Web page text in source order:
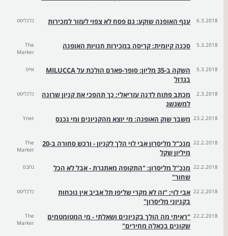
6.3.2018 ענף האופנה שוקע: גם פסח לא צפוי לעזור למכירות כלכליסט
5.3.2018 סכנה קיומית: קריסה במכירות חנויות האופנה
The
Marker
5.3.2018
השקה ב-35 מליון: סופר-פארם הולכת על MILUCCA
בגדול
אייס
2.3.2018
מכתב פתוח לדנה עזריאלי: כך תהפכי את קניון שרונה
למשגשג
כלכליסט
23.2.2018 משבר שוק האופנה: מי יוצא מהקניונים ומי נכנס Ynet
22.2.2018
מנכ"ל מליסרון אבי לוי הלך לקניון - ורכש סחורה ב-20
מיליון שקל
The
Marker
22.2.2018 מנכ"ל מליסרון: "התקופה מאתגרת - אבל לא הכל
שחור"
גלובס
22.2.2018 אבי לוי: "זה לא מקרי שליפו תל אביב אין נוכחות
בקניוני מליסרון"
כלכליסט
22.2.2018 "ראיתי מה הולך בקניונים ושאלתי - מי המטומטמים
שקונים בכאלה מחירים"
The
Marker